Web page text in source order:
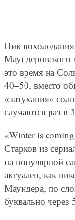
Пик
это время на
40–50, вместо
«затухания»
случаются раз в
«Winter is
Старков из
на популярной
актуален, как
Маундера, по
буквально через